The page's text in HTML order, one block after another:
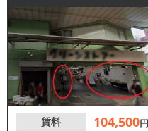
賃料 104,500